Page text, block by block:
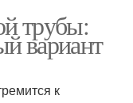
трубы:
вариант
к